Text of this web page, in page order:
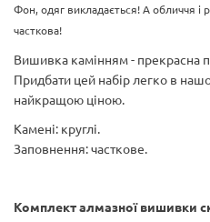
Фон, одяг викладається! А обличчя
часткова!
Вишивка камінням - прекрасна
Придбати цей набір легко в
найкращою ціною.
Камені: круглі.
Заповнення: часткове.
Комплект алмазної вишивки